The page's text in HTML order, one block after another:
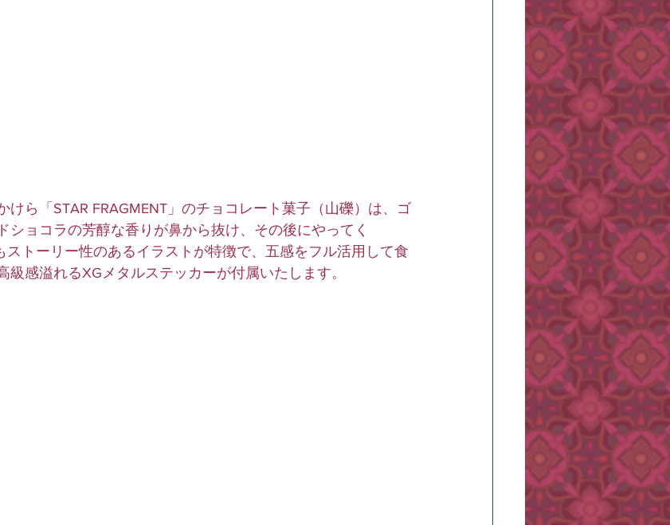
けら「STAR FRAGMENT」のチョコレート菓子（山礫）は、ゴ
ショコラの芳醇な香りが鼻から抜け、その後にやってく
ストーリー性のあるイラストが特徴で、五感をフル活用して食
級感溢れるXGメタルステッカーが付属いたします。